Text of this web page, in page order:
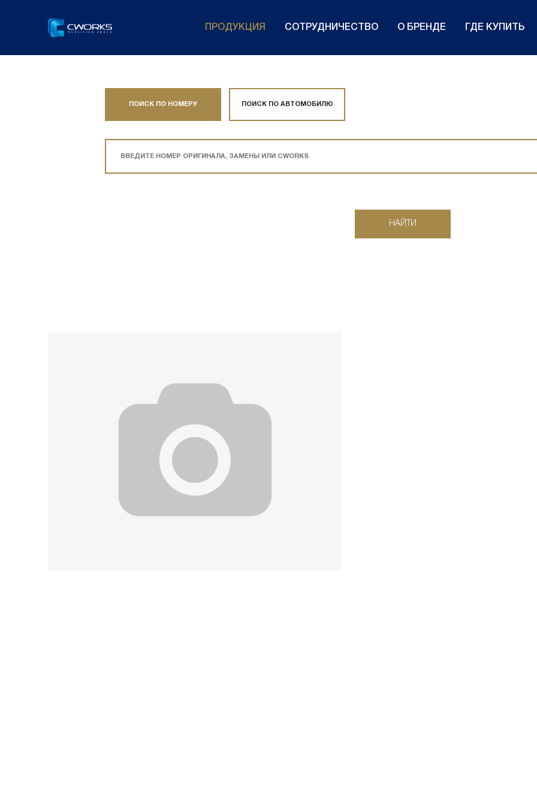
ПРОДУКЦИЯ СОТРУДНИЧЕСТВО О БРЕНДЕ ГДЕ КУПИТЬ
ПОИСК ПО НОМЕРУ ПОИСК ПО АВТОМОБИЛЮ